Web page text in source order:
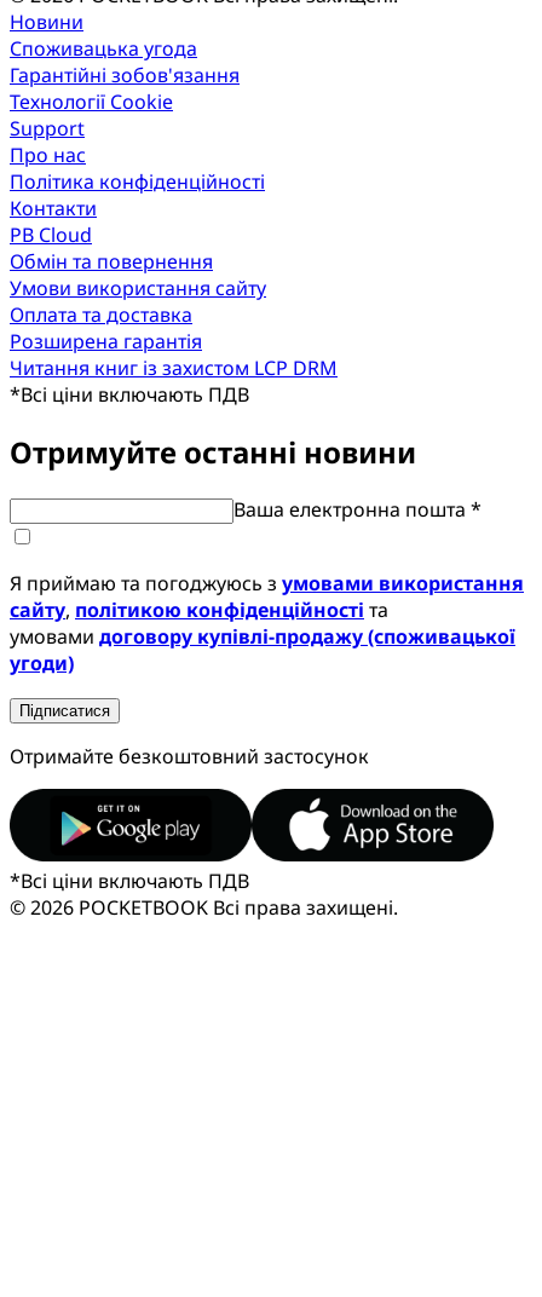
Новини
Споживацька угода
Гарантійні зобов'язання
Технології Cookie
Support
Про нас
Політика конфіденційності
Контакти
PB Cloud
Обмін та повернення
Умови використання сайту
Оплата та доставка
Розширена гарантія
Читання книг із захистом LCP DRM
*Всі ціни включають ПДВ
Отримуйте останні новини
Ваша електронна пошта *
Я приймаю та погоджуюсь з умовами використання
сайту, політикою конфіденційності та
умовами договору купівлі-продажу (споживацької
угоди)
Підписатися
Отримайте безкоштовний застосунок
*Всі ціни включають ПДВ
© 2026 POCKETBOOK Всі права захищені.